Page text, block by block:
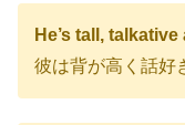
プ
ヤ
He’s tall,
彼は背が高く話好